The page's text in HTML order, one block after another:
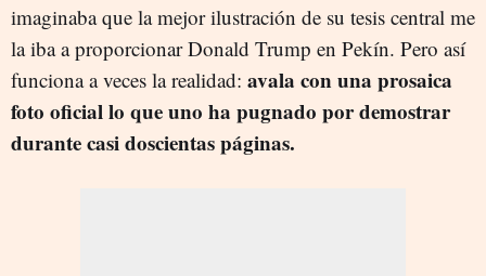
imaginaba que la mejor ilustración de su tesis central me
la iba a proporcionar Donald Trump en Pekín. Pero así
funciona a veces la realidad: avala con una prosaica
foto oficial lo que uno ha pugnado por demostrar
durante casi doscientas páginas.